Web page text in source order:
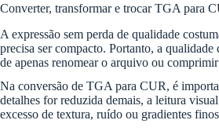
Converter, transformar e trocar TGA para
A expressão sem perda de qualidade
precisa ser compacto. Portanto, a
de apenas renomear o arquivo ou
Na conversão de TGA para CUR, é
detalhes for reduzida demais, a leitura
excesso de textura, ruído ou gradientes